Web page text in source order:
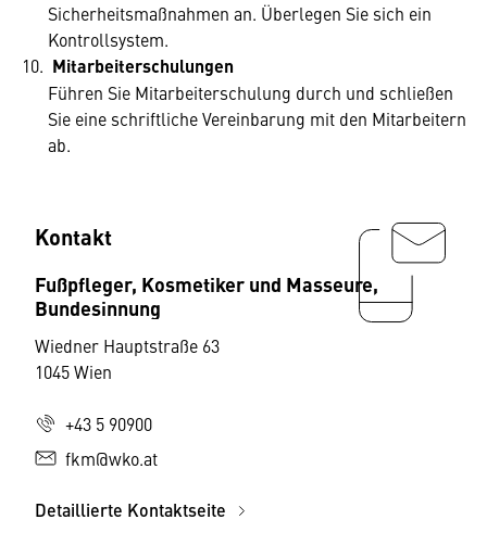
Sicherheitsmaßnahmen an. Überlegen Sie sich ein
Kontrollsystem.
Mitarbeiterschulungen
Führen Sie Mitarbeiterschulung durch und schließen
Sie eine schriftliche Vereinbarung mit den Mitarbeitern
ab.
Kontakt
Fußpfleger, Kosmetiker und Masseure,
Bundesinnung
Wiedner Hauptstraße 63
1045 Wien
+43 5 90900
fkm@wko.at
Detaillierte Kontaktseite